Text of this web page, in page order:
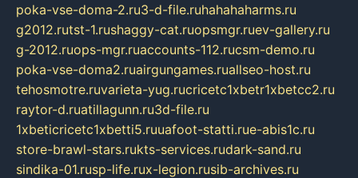
poka-vse-doma-2.ru3-d-file.ruhahahaharms.ru
g2012.rutst-1.rushaggy-cat.ruopsmgr.ruev-gallery.ru
g-2012.ruops-mgr.ruaccounts-112.rucsm-demo.ru
poka-vse-doma2.ruairgungames.ruallseo-host.ru
tehosmotre.ruvarieta-yug.rucricetc1xbetr1xbetcc2.ru
raytor-d.ruatillagunn.ru3d-file.ru
1xbeticricetc1xbetti5.ruuafoot-statti.rue-abis1c.ru
store-brawl-stars.rukts-services.rudark-sand.ru
sindika-01.rusp-life.rux-legion.rusib-archives.ru